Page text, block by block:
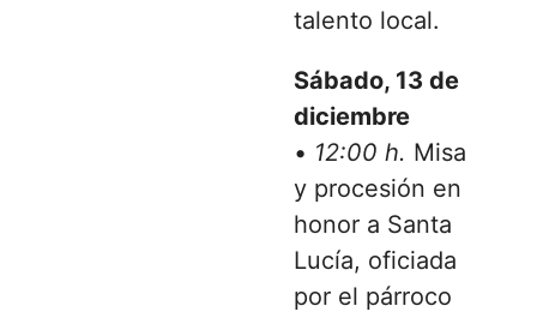
talento local.
Sábado, 13 de
diciembre
• 12:00 h. Misa
y procesión en
honor a Santa
Lucía, oficiada
por el párroco